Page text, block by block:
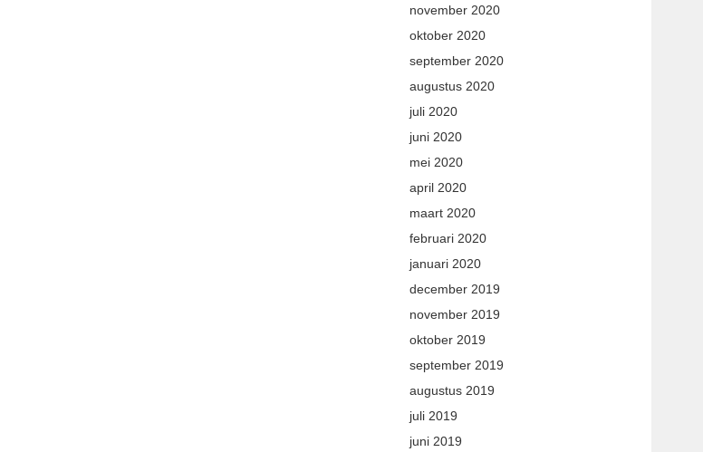
november 2020
oktober 2020
september 2020
augustus 2020
juli 2020
juni 2020
mei 2020
april 2020
maart 2020
februari 2020
januari 2020
december 2019
november 2019
oktober 2019
september 2019
augustus 2019
juli 2019
juni 2019